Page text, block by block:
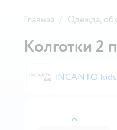
Главная Одежда,
назад
Колготки 2
INCANTO kids